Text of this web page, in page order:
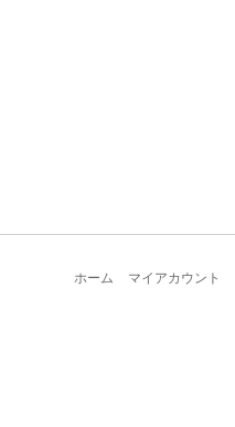
ホーム マイアカウント